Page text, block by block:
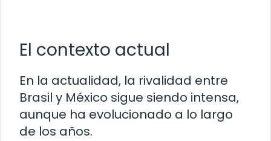
El contexto actual
En la actualidad, la rivalidad entre
Brasil y México sigue siendo intensa,
aunque ha evolucionado a lo largo
de los años.